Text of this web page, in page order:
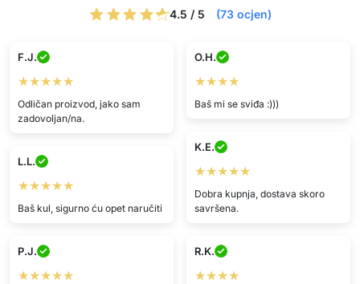
4.5 / 5 (73 ocjen)
F.J.
★★★★★
Odličan proizvod, jako sam
zadovoljan/na.
O.H.
★★★★
Baš mi se sviđa :)))
K.E.
★★★★★
Dobra kupnja, dostava skoro
savršena.
L.L.
★★★★★
Baš kul, sigurno ću opet naručiti
P.J.
★★★★★
R.K.
★★★★